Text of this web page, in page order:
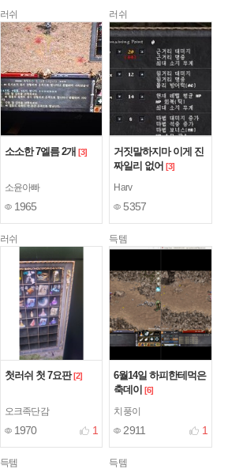
러쉬
소소한 7엘름 2개 [3]
소윤아빠
1965
러쉬
거짓말하지마 이게 진
짜일리 없어 [3]
Harv
5357
러쉬
첫러쉬 첫 7요판 [2]
오크족단감
1970 1
득템
6월14일 하피한테먹은
축데이
[6]
치풍이
2911 1
득템 득템